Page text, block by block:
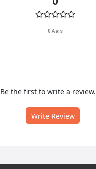
0 Avis
Be the first to write a review.
Write Review